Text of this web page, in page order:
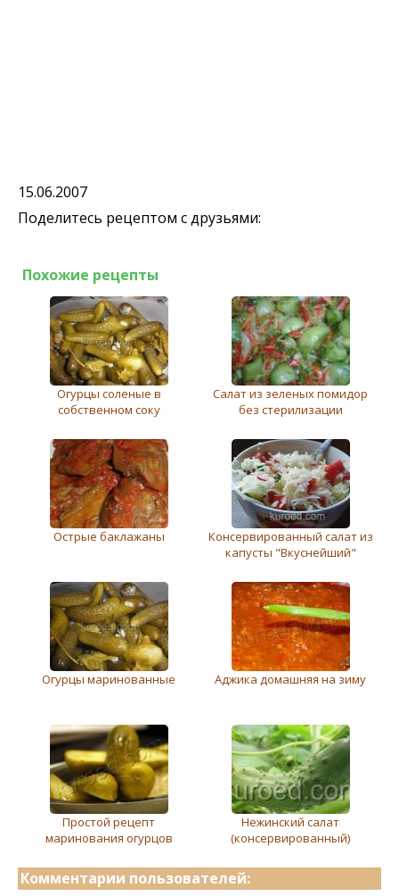
15.06.2007
Поделитесь рецептом с друзьями:
Похожие рецепты
Огурцы соленые в
собственном соку
Салат из зеленых помидор
без стерилизации
Острые баклажаны
Консервированный салат из
капусты "Вкуснейший"
Огурцы маринованные Аджика домашняя на зиму
Простой рецепт
маринования огурцов
Нежинский салат
(консервированный)
Комментарии пользователей: